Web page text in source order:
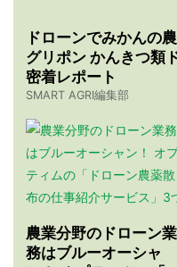
ドローンでみかんの
グリポン かんきつ類
密着レポート
SMART AGRI編集部
農業分野のドローン業
務はブルーオーシャ